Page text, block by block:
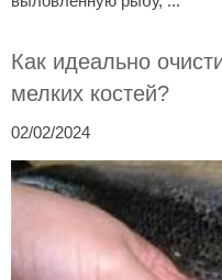
Как идеально
мелких костей?
02/02/2024